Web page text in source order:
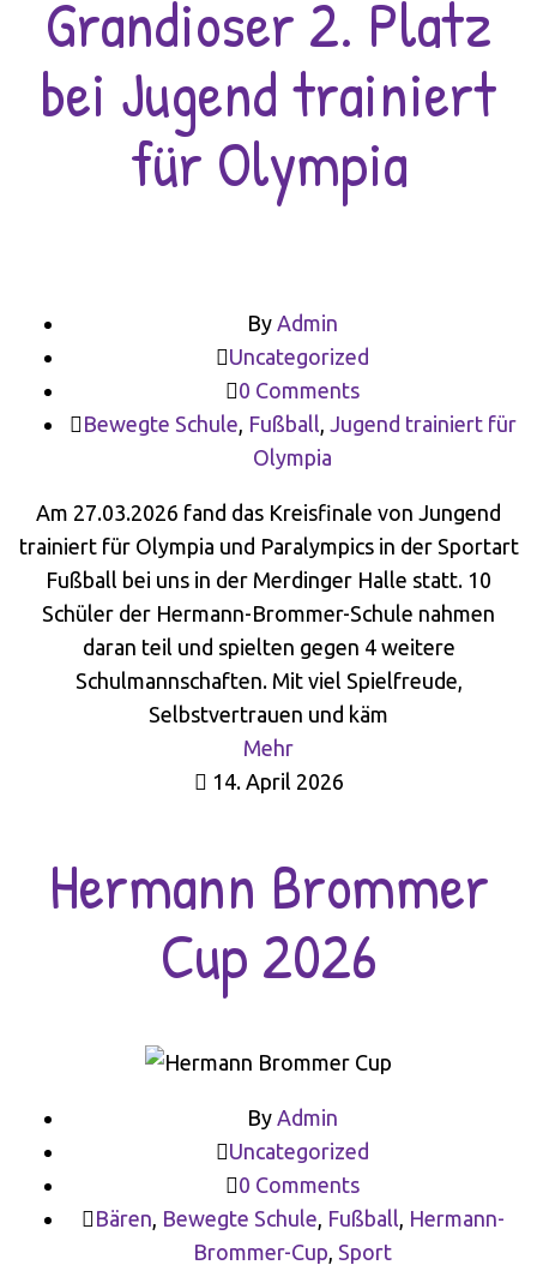
Grandioser 2. Platz
bei Jugend trainiert
für Olympia
By Admin
Uncategorized
0 Comments
Bewegte Schule Fußball Jugend trainiert für
Olympia
Am 27.03.2026 fand das Kreisfinale von Jungend
trainiert für Olympia und Paralympics in der Sportart
Fußball bei uns in der Merdinger Halle statt. 10
Schüler der Hermann-Brommer-Schule nahmen
daran teil und spielten gegen 4 weitere
Schulmannschaften. Mit viel Spielfreude,
Selbstvertrauen und käm
Mehr
14. April 2026
Hermann Brommer
Cup 2026
By Admin
Uncategorized
0 Comments
Bären, Bewegte Schule, Fußball, Hermann-
Brommer-Cup, Sport